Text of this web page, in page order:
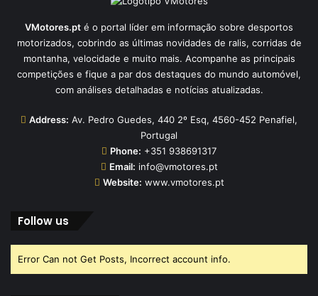
VMotores.pt é o portal líder em informação sobre desportos
motorizados, cobrindo as últimas novidades de ralis, corridas de
montanha, velocidade e muito mais. Acompanhe as principais
competições e fique a par dos destaques do mundo automóvel,
com análises detalhadas e notícias atualizadas.
Address: Av. Pedro Guedes, 440 2º Esq, 4560-452 Penafiel,
Portugal
Phone: +351 938691317
Email: info@vmotores.pt
Website: www.vmotores.pt
Follow us
Error Can not Get Posts, Incorrect account info.